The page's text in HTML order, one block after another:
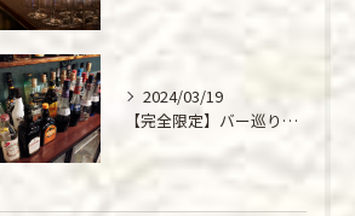
2024/03/19
【完全限定】バー巡りに打ってつけ！「BarMiReiLe」の140種類飲み放題プランが最高すぎた件